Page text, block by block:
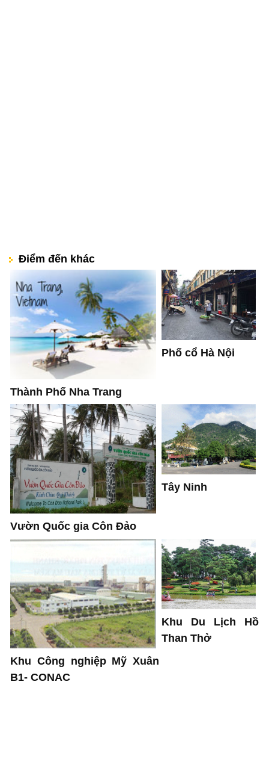
Điểm đến khác
Thành Phố Nha Trang
Phố cổ Hà Nội
Vườn Quốc gia Côn Đảo
Tây Ninh
Khu Công nghiệp Mỹ Xuân
B1- CONAC
Khu Du Lịch Hồ
Than Thở